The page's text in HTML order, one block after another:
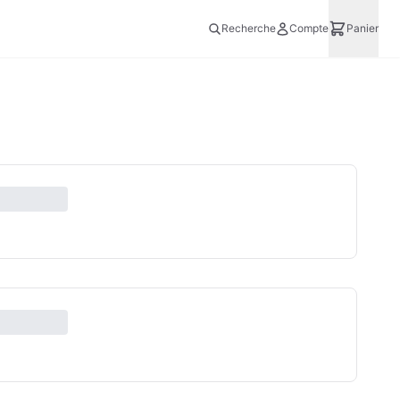
Recherche Compte Panier